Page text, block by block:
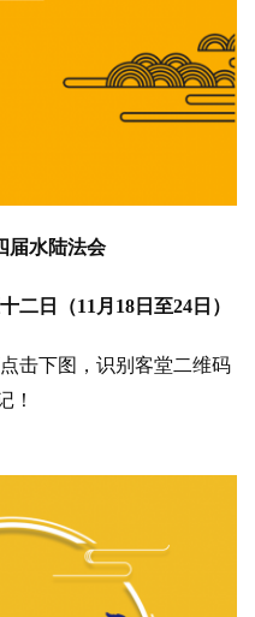
届水陆法会
二日（11月18日至24日）
击下图，识别客堂二维码
！